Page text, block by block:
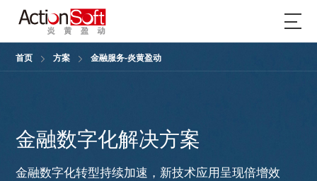
首页 方案 金融服务-炎黄盈动
金融数字化解决方案
金融数字化转型持续加速，新技术应用呈现倍增效